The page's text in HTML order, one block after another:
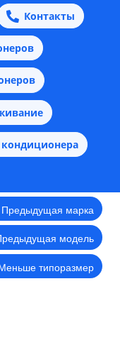
Контакты
Предыдущая марка
модель
типоразмер